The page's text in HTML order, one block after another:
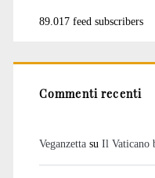
89.017 feed subscribers
Commenti recenti
Veganzettasu Il Vaticano